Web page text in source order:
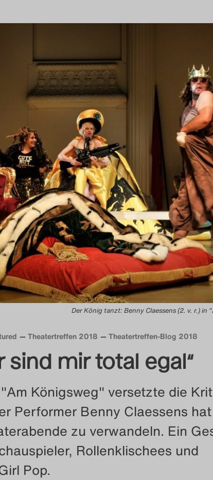
Der König tanzt: Benny Claessens (2. v. r.)
Theatertreffen 2018 Theatertreffen-Blog 2018
sind mir total egal“
Königsweg" versetzte die
Performer Benny Claessens
zu verwandeln. Ein
Rollenklischees und
Pop.